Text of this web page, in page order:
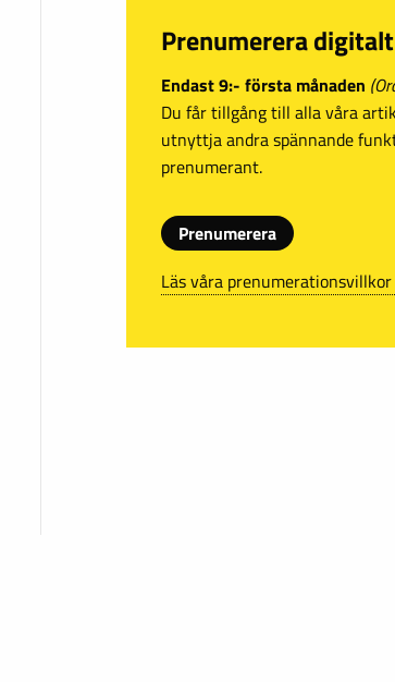
Prenumerera digitalt
Endast 9:- första månaden
Du får tillgång till alla våra
utnyttja andra spännande
prenumerant.
Prenumerera
Läs våra